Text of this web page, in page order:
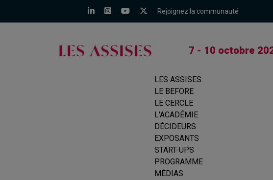
Rejoignez la communauté
7 - 10 octobre
LES ASSISES
LE BEFORE
LE CERCLE
L'ACADÉMIE
DÉCIDEURS
EXPOSANTS
START-UPS
PROGRAMME
MÉDIAS